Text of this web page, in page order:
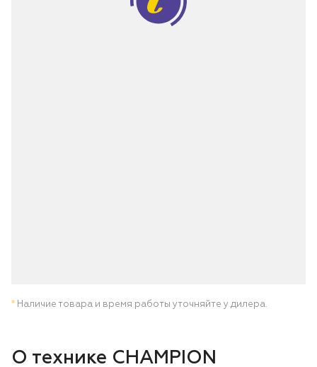
* Наличие товара и время работы уточняйте у дилера.
О технике CHAMPION